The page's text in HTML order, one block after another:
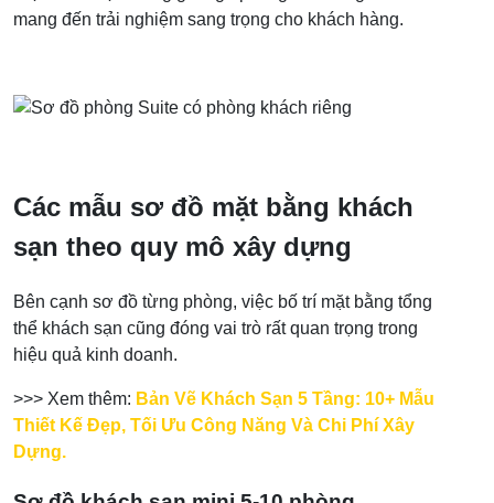
mang đến trải nghiệm sang trọng cho khách hàng.
Các mẫu sơ đồ mặt bằng khách
sạn theo quy mô xây dựng
Bên cạnh sơ đồ từng phòng, việc bố trí mặt bằng tổng
thể khách sạn cũng đóng vai trò rất quan trọng trong
hiệu quả kinh doanh.
>>> Xem thêm: Bản Vẽ Khách Sạn 5 Tầng: 10+ Mẫu
Thiết Kế Đẹp, Tối Ưu Công Năng Và Chi Phí Xây
Dựng.